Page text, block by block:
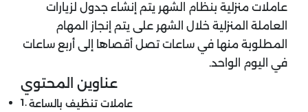
عاملات منزلية بنظام الشهر يتم إنشاء جدول لزيارات
العاملة المنزلية خلال الشهر على يتم إنجاز المهام
المطلوبة منها في ساعات تصل أقصاها إلى أربع ساعات
في اليوم الواحد.
عناوين المحتوي
عاملات تنظيف بالساعة